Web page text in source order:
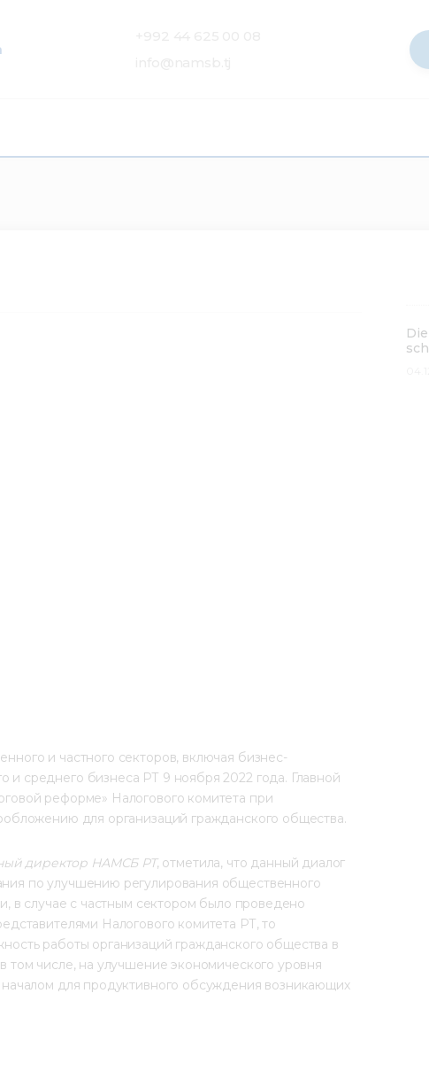
и частного секторов, включая бизнес-
среднего бизнеса РТ 9 ноября 2022 года. Главной
реформе» Налогового комитета при
для организаций гражданского общества.
директор НАМСБ РТ, отметила, что данный диалог
по улучшению регулирования общественного
в случае с частным сектором было проведено
Налогового комитета РТ, то
работы организаций гражданского общества в
том числе, на улучшение экономического уровня
для продуктивного обсуждения возникающих